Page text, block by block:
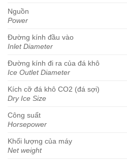
Nguồn
Power
Đường kính đầu vào
Inlet Diameter
Đường kính đi ra của đá khô
Ice Outlet Diameter
Kích cỡ đá khô CO2 (đá sợi)
Dry Ice Size
Công suất
Horsepower
Khối lượng của máy
Net weight